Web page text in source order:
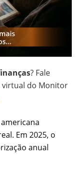
? Fale
virtual do Monitor
Em 2025, o
anual